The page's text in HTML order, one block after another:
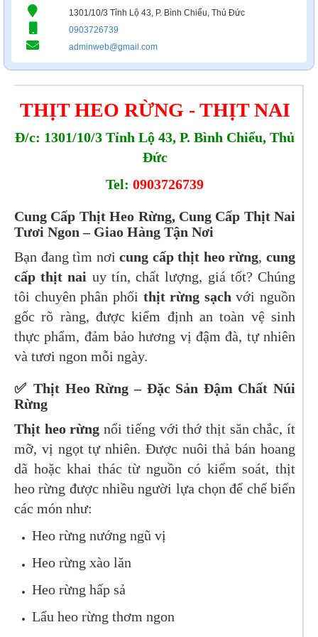
1301/10/3 Tỉnh Lộ 43, P. Bình Chiểu, Thủ Đức
0903726739
adminweb@gmail.com
THỊT HEO RỪNG - THỊT NAI
Đ/c: 1301/10/3 Tỉnh Lộ 43, P. Bình Chiểu, Thủ
Đức
Tel: 0903726739
Cung Cấp Thịt Heo Rừng, Cung Cấp Thịt Nai
Tươi Ngon – Giao Hàng Tận Nơi
Bạn đang tìm nơicung cấp thịt heo rừng,cung
cấp thịt nai uy tín, chất lượng, giá tốt? Chúng
tôi chuyên phân phối thịt rừng sạch với nguồn
gốc rõ ràng, được kiểm định an toàn vệ sinh
thực phẩm, đảm bảo hương vị đậm đà, tự nhiên
và tươi ngon mỗi ngày.
✅ Thịt Heo Rừng – Đặc Sản Đậm Chất Núi
Rừng
Thịt heo rừng nổi tiếng với thớ thịt săn chắc, ít
mỡ, vị ngọt tự nhiên. Được nuôi thả bán hoang
dã hoặc khai thác từ nguồn có kiểm soát, thịt
heo rừng được nhiều người lựa chọn để chế biến
các món như:
Heo rừng nướng ngũ vị
Heo rừng xào lăn
Heo rừng hấp sả
Lẩu heo rừng thơm ngon